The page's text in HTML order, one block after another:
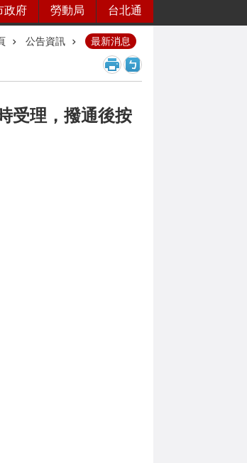
政府 勞動局 台北通
公告資訊 最新消息
受理，撥通後按